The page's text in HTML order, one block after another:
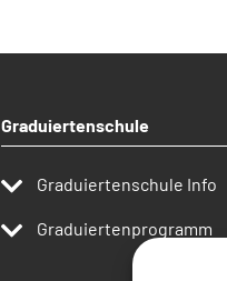
Graduiertenschule
Graduiertenschule Info
Graduiertenprogramm